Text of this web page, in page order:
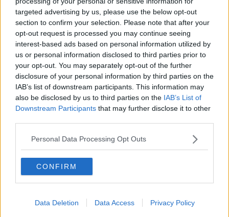
targeted advertising by us, please use the below opt-out
section to confirm your selection. Please note that after your
opt-out request is processed you may continue seeing
interest-based ads based on personal information utilized by
us or personal information disclosed to third parties prior to
your opt-out. You may separately opt-out of the further
disclosure of your personal information by third parties on the
IAB’s list of downstream participants. This information may
also be disclosed by us to third parties on the IAB’s List of
Downstream Participants that may further disclose it to other
Personal Data Processing Opt Outs
CONFIRM
Data Deletion Data Access Privacy Policy
Bocciatura immediata da parte dei residenti di Santo Spirito che da
mesi invitano a predisporre un piano di tutela contro laMovida
Selvaggia. "Sono arrivate delle bare di pietra davanti alla
Basilica di Santo Spirito" è stato il ferale commento di Camilla
Speranza, portavoce dei residenti che monitorano le notti del rione.
Un commento simile fu espresso da Vittorio Sgarbi davanti alle
panchine di Santa Maria Novella.
Il progettoè promosso dall’assessorato alla Cultura che fa capo
direttamente alla vice sindaca Alessia Bettini dopo che la delega
era stata assunta a brevissimo termine dal sindaco Nardella.
L'obiettivodichiarato da Palazzo Vecchio è“Dare risposta
all’esigenza di aree di sosta in centro storico nel periodo estivo -
garantire una
migliore accoglienzaai frequentatori delle piazze e
di centro storico di inestimabile valore storico
architettonico, oltre che densamente popolato di attività culturali e
i luoghi di pertinenza degli edifici sacri
, il disegno storico
consolidato delle aree di sosta esistenti e la residenza”.